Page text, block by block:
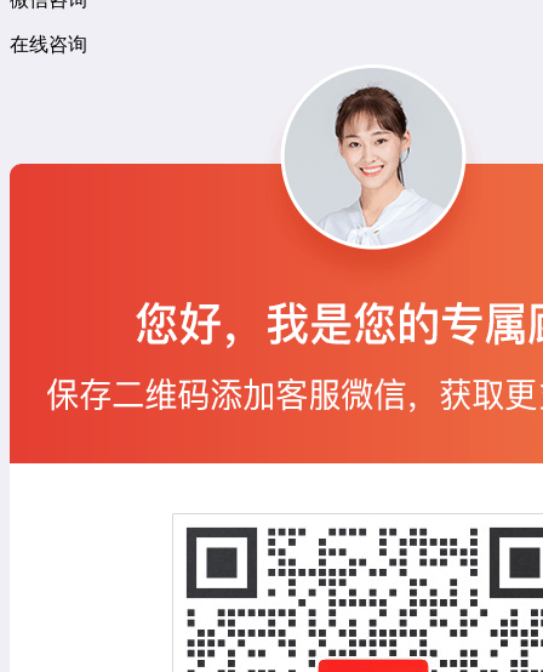
在线咨询